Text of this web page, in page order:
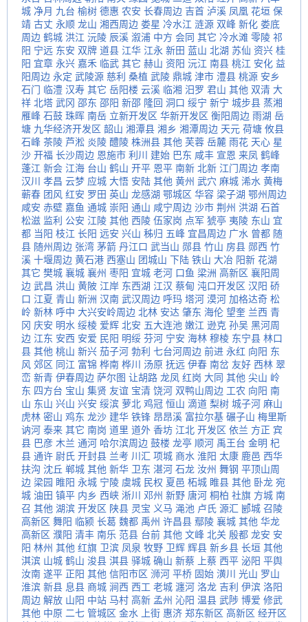
城 净月 九台 榆树 德惠 农安 长春周边 吉首 泸溪 凤凰 花垣 保
靖 古丈 永顺 龙山 湘西周边 娄星 冷水江 涟源 双峰 新化 娄底
周边 鹤城 洪江 沅陵 辰溪 溆浦 中方 会同 其它 冷水滩 零陵 祁
阳 宁远 东安 双牌 道县 江华 江永 新田 蓝山 北湖 苏仙 资兴 桂
阳 宜章 永兴 嘉禾 临武 其它 赫山 资阳 沅江 南县 桃江 安化 益
阳周边 永定 武陵源 慈利 桑植 武陵 鼎城 津市 澧县 桃源 安乡
石门 临澧 汉寿 其它 岳阳楼 云溪 临湘 汨罗 君山 其他 双清 大
祥 北塔 武冈 邵东 邵阳 新邵 隆回 洞口 绥宁 新宁 城步县 蒸湘
雁峰 石鼓 珠晖 南岳 立新开发区 华新开发区 衡阳周边 雨湖 岳
塘 九华经济开发区 韶山 湘潭县 湘乡 湘潭周边 天元 荷塘 攸县
石峰 茶陵 芦淞 炎陵 醴陵 株洲县 其他 芙蓉 岳麓 雨花 天心 星
沙 开福 长沙周边 恩施市 利川 建始 巴东 咸丰 宣恩 来凤 鹤峰
蓬江 新会 江海 台山 鹤山 开平 恩平 南新 北新 江门周边 孝南
汉川
孝昌 云梦 应城 大悟 安陆 其他 黄州 武穴 麻城 浠水 黄梅
蕲春 团风 红安 罗田 英山 龙感湖 鄂城区 华容 梁子湖 鄂州周边
咸安 赤壁 嘉鱼 通城 崇阳 通山 咸宁周边 沙市 荆州 洪湖 石首
松滋 监利 公安 江陵 其他 西陵 伍家岗 点军 猇亭 夷陵 东山 宜
都 当阳 枝江 长阳 远安 兴山 秭归 五峰 宜昌周边 广水 曾都 随
县 随州周边 张湾 茅箭 丹江口 武当山 郧县 竹山 房县 郧西 竹
溪 十堰周边 黄石港 西塞山 团城山 下陆 铁山 大冶 阳新 花湖
其它 樊城 襄城 襄州 枣阳 宜城 老河 口鱼 梁洲 高新区 襄阳周
边 武昌 洪山 黄陂 江岸 东西湖 江汉 蔡甸 沌口开发区 汉阳 硚
口 江夏 青山 新洲 汉南 武汉周边 呼玛 塔河 漠河 加格达奇 松
岭 新林 呼中 大兴安岭周边 北林 安达 肇东 海伦 望奎 兰西 青
冈 庆安 明水 绥棱 爱辉 北安 五大连池 嫩江 逊克 孙吴 黑河周
边 江东 安西 安爱 民阳 明绥 芬河 宁安 海林 穆棱 东宁县 林口
县 其他 桃山 新兴 茄子河 勃利 七台河周边 前进 永红 向阳 东
风 郊区 同江 富锦 桦南 桦川 汤原 抚远 伊春 南岔 友好 西林 翠
峦 新青 伊春周边 萨尔图 让胡路 龙凤 红岗 大同 其他 尖山 岭
东 四方台 宝山 集贤 友谊 宝清 饶河 双鸭山周边 工农 向阳 南
山 东山 兴山 兴安 绥滨 萝北 鸡冠 恒山 滴道 梨树 城子河 麻山
虎林 密山 鸡东 龙沙 建华 铁锋 昂昂溪 富拉尔基 碾子山 梅里斯
讷河 泰来 其它 南岗 道里 道外 香坊 江北 开发区 依兰 方正 宾
县 巴彦 木兰 通河 哈尔滨周边 鼓楼 龙亭 顺河 禹王台 金明 杞
县 通许 尉氏 开封县 兰考 川汇 项城 商水 淮阳 太康 鹿邑 西华
扶沟 沈丘 郸城 其他 新华 卫东 湛河 石龙 汝州 舞钢 平顶山周
边 梁园 睢阳 永城 宁陵 虞城 民权 夏邑 柘城 睢县 其他 卧龙 宛
城 油田 镇平 内乡 西峡 淅川 邓州 新野 唐河 桐柏 社旗 方城 南
召 其他 湖滨 开发区 陕县 灵宝 义马 渑池 卢氏 源汇 郾城 召陵
高新区 舞阳 临颍 长葛 魏都 禹州 许昌县 鄢陵 襄城 其他 华龙
高新区 濮阳 清丰 南乐 范县 台前 其他 文峰 北关 殷都 龙安 安
阳 林州 其他 红旗 卫滨 凤泉 牧野 卫辉 辉县 新乡县 长垣 其他
淇滨 山城 鹤山 浚县 淇县 驿城 确山 新蔡 上蔡 西平 泌阳 平舆
汝南 遂平 正阳 其他 信阳市区 浉河 平桥 固始 潢川 光山 罗山
淮滨 新县 息县 商城 涧西 西工 老城 瀍河 洛龙 吉利 伊滨 洛阳
周边 解放 山阳 中站 马村 高新 孟州 沁阳 温县 武陟 博爱 修武
其他 中原 二七 管城区 金水 上街 惠济 郑东新区 高新区 经开区